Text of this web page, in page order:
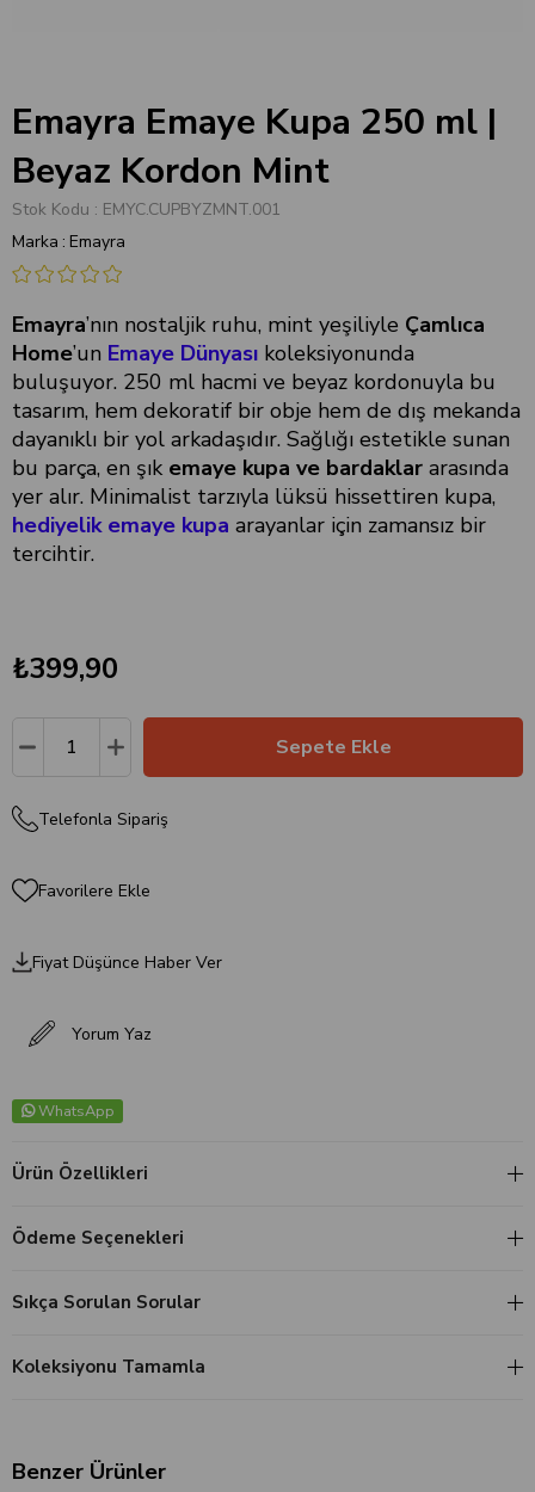
Emayra Emaye Kupa 250 ml |
Beyaz Kordon Mint
Stok Kodu
EMYC.CUPBYZMNT.001
Marka : Emayra
Emayra’nın nostaljik ruhu, mint yeşiliyle Çamlıca
Home’un Emaye Dünyası koleksiyonunda
buluşuyor. 250 ml hacmi ve beyaz kordonuyla bu
tasarım, hem dekoratif bir obje hem de dış mekanda
dayanıklı bir yol arkadaşıdır. Sağlığı estetikle sunan
bu parça, en şık emaye kupa ve bardaklar arasında
yer alır. Minimalist tarzıyla lüksü hissettiren kupa,
hediyelik emaye kupa arayanlar için zamansız bir
tercihtir.
₺399,90
Telefonla Sipariş
Favorilere Ekle
Fiyat Düşünce Haber Ver
Yorum Yaz
WhatsApp
Ürün Özellikleri
Ödeme Seçenekleri
Sıkça Sorulan Sorular
Koleksiyonu Tamamla
Benzer Ürünler